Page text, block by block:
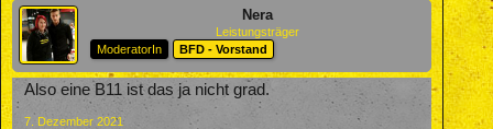
Nera
Leistungsträger
ModeratorIn
BFD - Vorstand
Also eine B11 ist das ja nicht grad.
7. Dezember 2021